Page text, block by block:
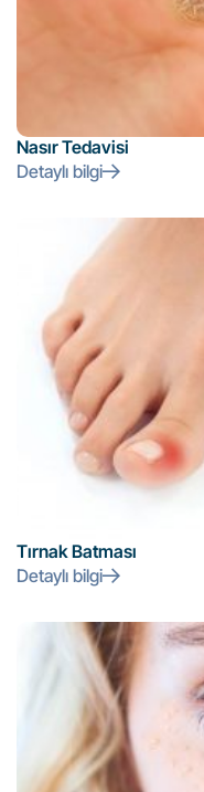
Nasır Tedavisi
Detaylı bilgi
Tırnak Batması
Detaylı bilgi